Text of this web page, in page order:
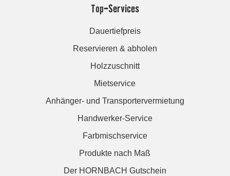
Top-Services
Dauertiefpreis
Reservieren & abholen
Holzzuschnitt
Mietservice
Anhänger- und Transportervermietung
Handwerker-Service
Farbmischservice
Produkte nach Maß
Der HORNBACH Gutschein